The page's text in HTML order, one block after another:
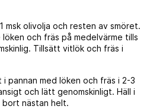
msk olivolja och resten av smöret.
och fräs på medelvärme tills
Tillsätt vitlök och fräs i
pannan med löken och fräs i 2-3
och lätt genomskinligt. Häll i
nästan helt.